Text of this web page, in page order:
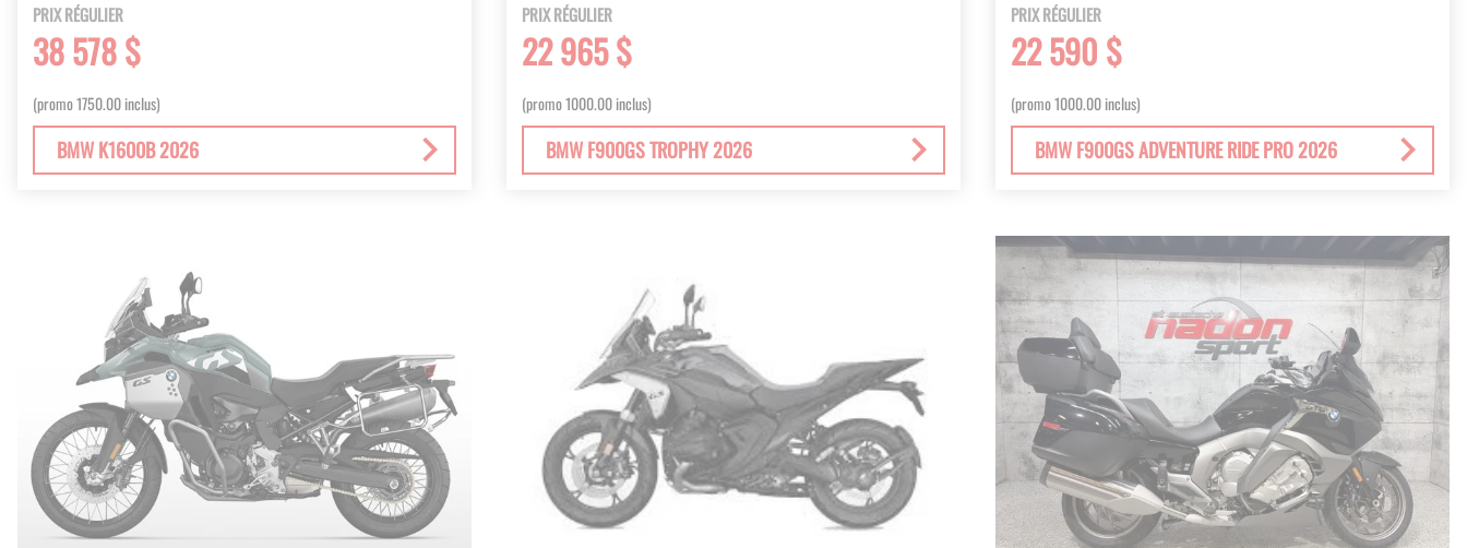
PRIX RÉGULIER
38 578 $
(promo 1750.00 inclus)
BMW K1600B 2026
PRIX RÉGULIER
22 965 $
(promo 1000.00 inclus)
BMW F900GS TROPHY 2026
PRIX RÉGULIER
22 590 $
(promo 1000.00 inclus)
BMW F900GS ADVENTURE RIDE PRO 2026